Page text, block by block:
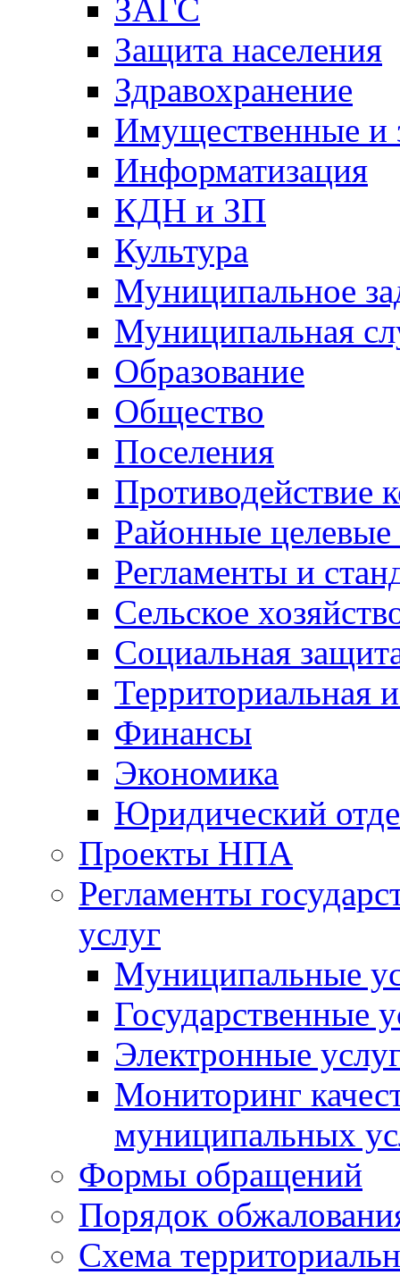
ЗАГС
Защита населения
Здравохранение
Имущественные и
Информатизация
КДН и ЗП
Культура
Муниципальное
Муниципальная
Образование
Общество
Поселения
Противодействие
Районные
Регламенты и
Сельское
Социальная
Территориальная
Финансы
Экономика
Юридический
Проекты НПА
Регламенты
услуг
Муниципальные
Государственные
Электронные
Мониторинг
муниципальных
Формы обращений
Порядок
Схема